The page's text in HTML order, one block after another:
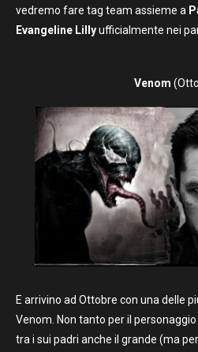
vedremo fare tag team assieme a
Evangeline Lillyufficialmente nei
Venom
E arrivino ad Ottobre con una delle
Venom. Non tanto per il
tra i sui padri anche il grande (ma